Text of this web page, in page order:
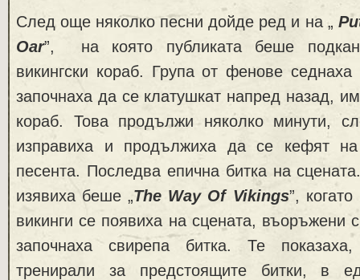
След още няколко песни дойде ред и на „
Oar”, на която публиката беше
викингски кораб. Група от фенове
започнаха да се клатушкат напред назад,
кораб. Това продължи няколко минути,
изправиха и продължиха да се кефят
песента. Последва епична битка на
изявиха беше „The Way Of Vikings”,
викинги се появиха на сцената, въоръжени
започнаха свирепа битка. Те
тренирали за предстоящите битки, в